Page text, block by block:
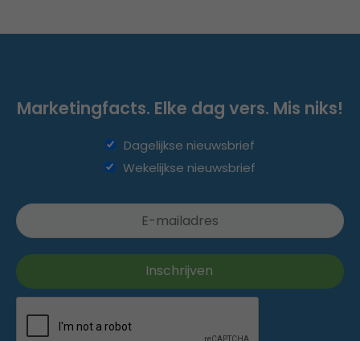
Marketingfacts. Elke dag vers. Mis niks!
Dagelijkse nieuwsbrief
Wekelijkse nieuwsbrief